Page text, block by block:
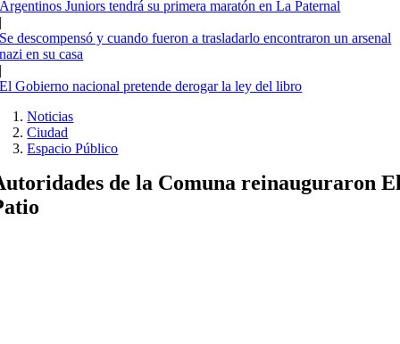
Argentinos Juniors tendrá su primera maratón en La Paternal
|
Se descompensó y cuando fueron a trasladarlo encontraron un arsenal
nazi en su casa
|
El Gobierno nacional pretende derogar la ley del libro
Noticias
Ciudad
Espacio Público
de la Comuna reinauguraron